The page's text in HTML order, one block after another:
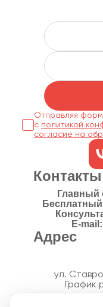
Отправляя
с политикой
согласие на
Контакты
Главный
E-mail:
Адрес
ул.
График